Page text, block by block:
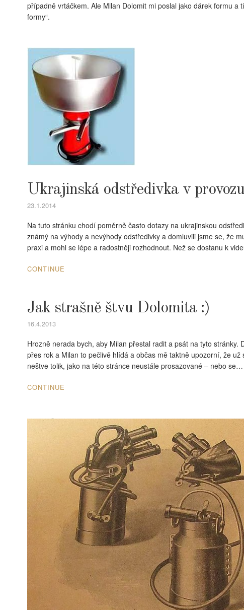
případně vrtáčkem. Ale Milan Dolomit mi poslal jako dárek formu a
formy“.
Ukrajinská odstředivka v provozu
23.1.2014
Na tuto stránku chodí poměrně často dotazy na ukrajinskou
známý na výhody a nevýhody odstředivky a domluvili jsme se, že
praxi a mohl se lépe a radostněji rozhodnout. Než se dostanu k
CONTINUE
Jak strašně štvu Dolomita :)
16.4.2013
Hrozně nerada bych, aby Milan přestal radit a psát na tyto
přes rok a Milan to pečlivě hlídá a občas mě taktně upozorní, že
neštve tolik, jako na této stránce neustále prosazované – nebo se…
CONTINUE